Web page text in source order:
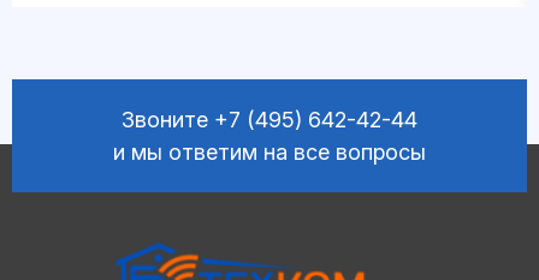
Звоните +7 (495) 642-42-44
и мы ответим на все вопросы